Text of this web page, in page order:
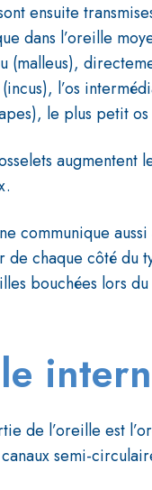
ensuite
dans l’oreille
(malleus),
(incus), l’os
le plus petit
communique
de chaque côté du
bouchées lors
de l’oreille est
semi-